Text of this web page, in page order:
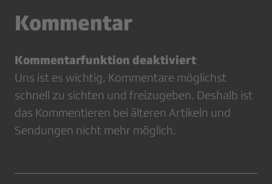
Kommentar
Kommentarfunktion deaktiviert
Uns ist es wichtig, Kommentare möglichst
schnell zu sichten und freizugeben. Deshalb ist
das Kommentieren bei älteren Artikeln und
Sendungen nicht mehr möglich.